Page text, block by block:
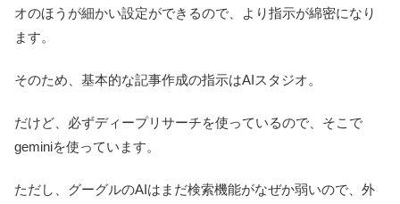
オのほうが細かい設定ができるので、より指示が綿密になり
ます。
そのため、基本的な記事作成の指示はAIスタジオ。
だけど、必ずディープリサーチを使っているので、そこで
geminiを使っています。
ただし、グーグルのAIはまだ検索機能がなぜか弱いので、外